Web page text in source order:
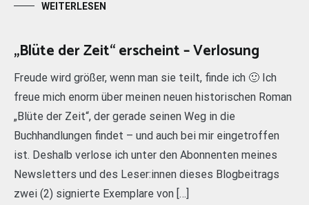
WEITERLESEN
„Blüte der Zeit“ erscheint – Verlosung
Freude wird größer, wenn man sie teilt, finde ich 🙂 Ich
freue mich enorm über meinen neuen historischen Roman
„Blüte der Zeit“, der gerade seinen Weg in die
Buchhandlungen findet – und auch bei mir eingetroffen
ist. Deshalb verlose ich unter den Abonnenten meines
Newsletters und des Leser:innen dieses Blogbeitrags
zwei (2) signierte Exemplare von […]